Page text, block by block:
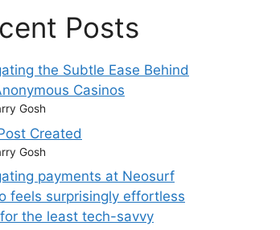
Posts
the Subtle Ease Behind
Casinos
Gosh
Created
Gosh
payments at Neosurf
feels surprisingly effortless
the least tech-savvy